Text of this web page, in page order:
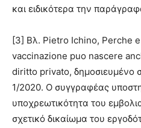
και ειδικότερα την
[3] Βλ. Pietro Ichinο, Perche
vaccinazione puo nascere
diritto privato, δημοσιευμένο
1/2020. Ο συγγραφέας
υποχρεωτικότητα του
σχετικό δικαίωμα του